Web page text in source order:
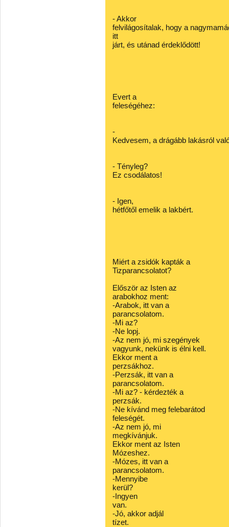
- Akkor
felvilágosítalak, hogy a
itt
járt, és utánad érdeklődött!
Evert a
feleségéhez:
-
Kedvesem, a drágább lakásról
- Tényleg?
Ez csodálatos!
- Igen,
hétfőtől emelik a lakbért.
Miért a zsidók kapták a
Tizparancsolatot?
Először az Isten az
arabokhoz ment:
-Arabok, itt van a
parancsolatom.
-Mi az?
-Ne lopj.
-Az nem jó, mi szegények
vagyunk, nekünk is élni kell.
Ekkor ment a
perzsákhoz.
-Perzsák, itt van a
parancsolatom.
-Mi az? - kérdezték a
perzsák.
-Ne kívánd meg felebarátod
feleségét.
-Az nem jó, mi
megkívánjuk.
Ekkor ment az Isten
Mózeshez.
-Mózes, itt van a
parancsolatom.
-Mennyibe
kerül?
-Ingyen
van.
-Jó, akkor adjál
tízet.